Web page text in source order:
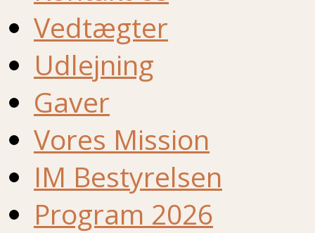
Vedtægter
Udlejning
Gaver
Vores Mission
IM Bestyrelsen
Program 2026